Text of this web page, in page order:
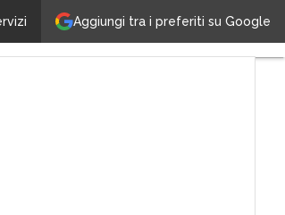
Aggiungi tra i preferiti su Google
si espande nel mercato delle